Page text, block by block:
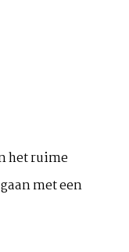
het ruime
met een